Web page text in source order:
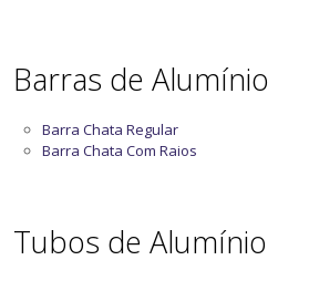
Barras de Alumínio
Barra Chata Regular
Barra Chata Com Raios
Tubos de Alumínio